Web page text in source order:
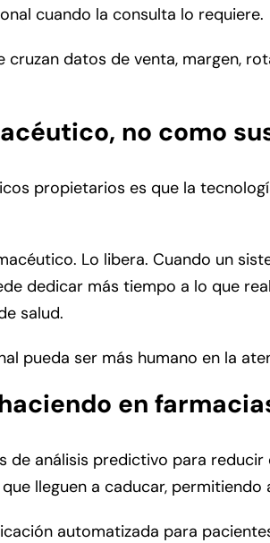
cuando la consulta lo requiere.
datos de venta, margen,
no como
propietarios es que la
Lo libera. Cuando un
dedicar más tiempo a lo que
salud.
pueda ser más humano en la
en
análisis predictivo para
lleguen a caducar,
automatizada para